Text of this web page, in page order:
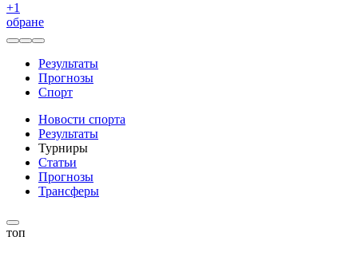
+1
обране
Результаты
Прогнозы
Спорт
Новости спорта
Результаты
Турниры
Статьи
Прогнозы
Трансферы
топ